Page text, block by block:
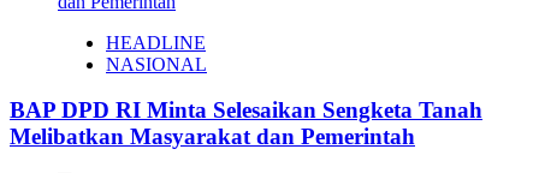
HEADLINE
NASIONAL
BAP DPD RI Minta Selesaikan Sengketa Tanah
Melibatkan Masyarakat dan Pemerintah